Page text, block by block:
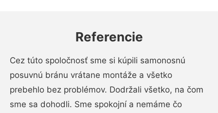
Referencie
Cez túto spoločnosť sme si kúpili samonosnú
posuvnú bránu vrátane montáže a všetko
prebehlo bez problémov. Dodržali všetko, na čom
sme sa dohodli. Sme spokojní a nemáme čo